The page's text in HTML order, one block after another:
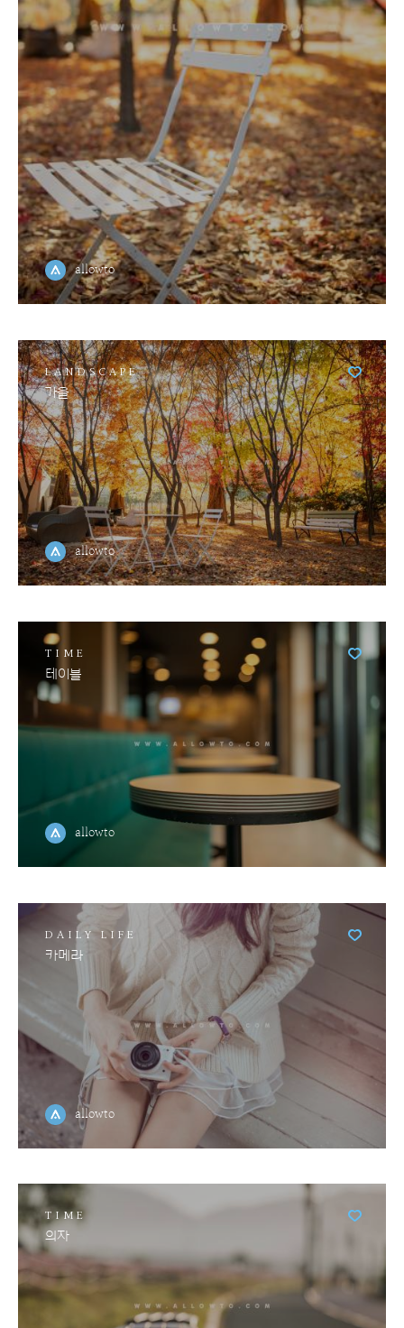
allowto
LANDSCAPE
가을
allowto
TIME
테이블
allowto
DAILY LIFE
카메라
allowto
TIME
의자